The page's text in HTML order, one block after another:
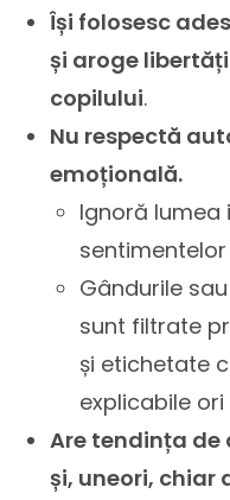
Își folosesc
și aroge
copilului.
Nu respectă
emoțională.
Ignoră lumea
Gândurile
sunt filtrate
și etichetate
explicabile
Are tendința
și, uneori, chiar